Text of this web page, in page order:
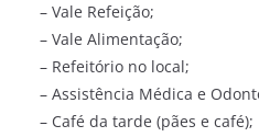
– Vale Refeição;
– Vale Alimentação;
– Refeitório no local;
– Assistência Médica e
– Café da tarde (pães e café);